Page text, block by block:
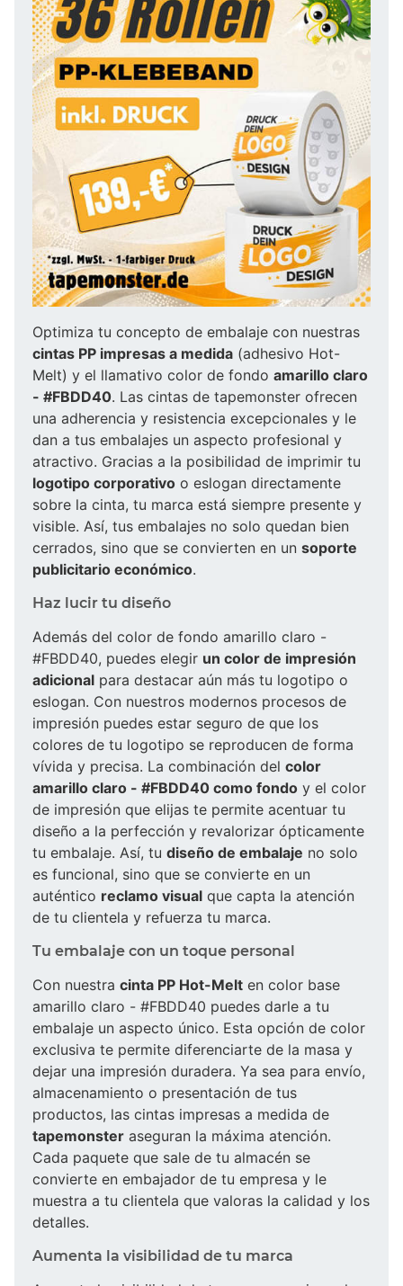
Optimiza tu concepto de embalaje con nuestras
cintas PP impresas a medida (adhesivo Hot-
Melt) y el llamativo color de fondo amarillo claro
- #FBDD40. Las cintas de tapemonster ofrecen
una adherencia y resistencia excepcionales y le
dan a tus embalajes un aspecto profesional y
atractivo. Gracias a la posibilidad de imprimir tu
logotipo corporativo o eslogan directamente
sobre la cinta, tu marca está siempre presente y
visible. Así, tus embalajes no solo quedan bien
cerrados, sino que se convierten en un soporte
publicitario económico.
Haz lucir tu diseño
Además del color de fondo amarillo claro -
#FBDD40, puedes elegir un color de impresión
adicional para destacar aún más tu logotipo o
eslogan. Con nuestros modernos procesos de
impresión puedes estar seguro de que los
colores de tu logotipo se reproducen de forma
vívida y precisa. La combinación del color
amarillo claro - #FBDD40 como fondo y el color
de impresión que elijas te permite acentuar tu
diseño a la perfección y revalorizar ópticamente
tu embalaje. Así, tu diseño de embalaje no solo
es funcional, sino que se convierte en un
auténtico reclamo visual que capta la atención
de tu clientela y refuerza tu marca.
Tu embalaje con un toque personal
Con nuestra cinta PP Hot-Melt en color base
amarillo claro - #FBDD40 puedes darle a tu
embalaje un aspecto único. Esta opción de color
exclusiva te permite diferenciarte de la masa y
dejar una impresión duradera. Ya sea para envío,
almacenamiento o presentación de tus
productos, las cintas impresas a medida de
tapemonster aseguran la máxima atención.
Cada paquete que sale de tu almacén se
convierte en embajador de tu empresa y le
muestra a tu clientela que valoras la calidad y los
detalles.
Aumenta la visibilidad de tu marca